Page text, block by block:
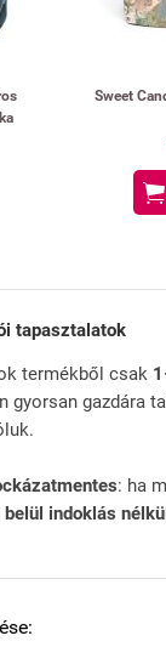
Sweet

tapasztalatok
termékből csak
gyorsan gazdára
: ha
indoklás nélkül